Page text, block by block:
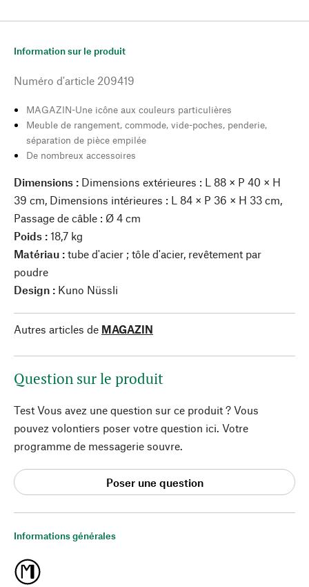
Informations générales
Information sur le produit
Numéro d'article 209419
MAGAZIN-Une icône aux couleurs particulières
Meuble de rangement, commode, vide-poches, penderie,
séparation de pièce empilée
De nombreux accessoires
Dimensions : Dimensions extérieures : L 88 × P 40 × H
39 cm, Dimensions intérieures : L 84 × P 36 × H 33 cm,
Passage de câble : Ø 4 cm
Poids : 18,7 kg
Matériau : tube d'acier ; tôle d'acier, revêtement par
poudre
Design : Kuno Nüssli
Autres articles de MAGAZIN
Question sur le produit
Test Vous avez une question sur ce produit ? Vous
pouvez volontiers poser votre question ici. Votre
programme de messagerie souvre.
Poser une question